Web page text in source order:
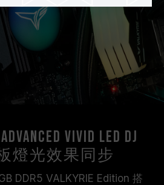
VIVID LED DJ
燈光效果同步
DDR5 VALKYRIE Edition 搭